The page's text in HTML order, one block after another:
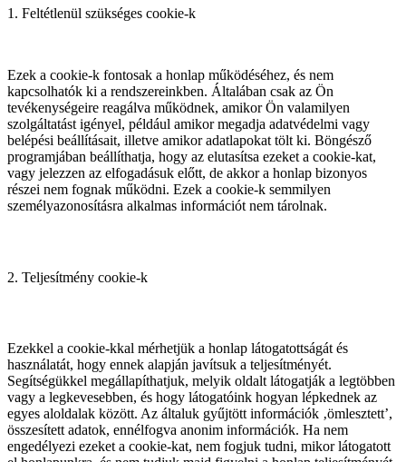
1. Feltétlenül szükséges cookie-k
Ezek a cookie-k fontosak a honlap működéséhez, és nem
kapcsolhatók ki a rendszereinkben. Általában csak az Ön
tevékenységeire reagálva működnek, amikor Ön valamilyen
szolgáltatást igényel, például amikor megadja adatvédelmi vagy
belépési beállításait, illetve amikor adatlapokat tölt ki. Böngésző
programjában beállíthatja, hogy az elutasítsa ezeket a cookie-kat,
vagy jelezzen az elfogadásuk előtt, de akkor a honlap bizonyos
részei nem fognak működni. Ezek a cookie-k semmilyen
személyazonosításra alkalmas információt nem tárolnak.
2. Teljesítmény cookie-k
Ezekkel a cookie-kkal mérhetjük a honlap látogatottságát és
használatát, hogy ennek alapján javítsuk a teljesítményét.
Segítségükkel megállapíthatjuk, melyik oldalt látogatják a legtöbben
vagy a legkevesebben, és hogy látogatóink hogyan lépkednek az
egyes aloldalak között. Az általuk gyűjtött információk ‚ömlesztett’,
összesített adatok, ennélfogva anonim információk. Ha nem
engedélyezi ezeket a cookie-kat, nem fogjuk tudni, mikor látogatott